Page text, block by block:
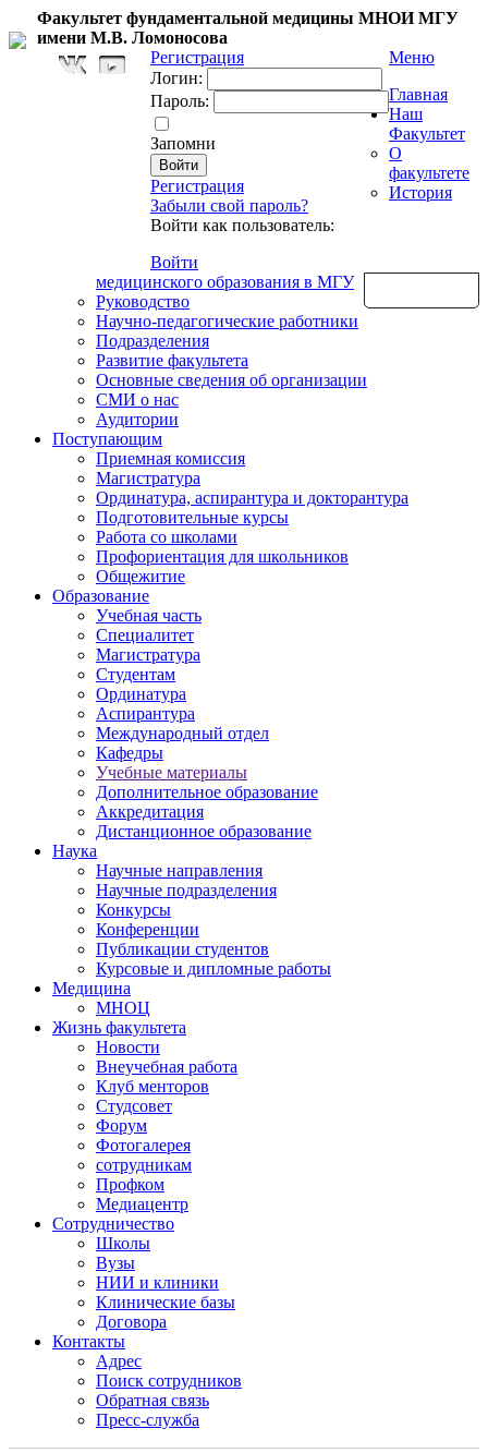
Факультет фундаментальной медицины МНОИ МГУ
имени М.В. Ломоносова
Регистрация
Логин:
Пароль:
Запомни
Регистрация
Забыли свой пароль?
Войти как пользователь:
Войти
Меню
Главная
Наш
Факультет
О
факультете
История
медицинского образования в МГУ
Руководство
Научно-педагогические работники
Подразделения
Развитие факультета
Основные сведения об организации
СМИ о нас
Аудитории
Поступающим
Приемная комиссия
Магистратура
Ординатура, аспирантура и докторантура
Подготовительные курсы
Работа со школами
Профориентация для школьников
Общежитие
Образование
Учебная часть
Специалитет
Магистратура
Студентам
Ординатура
Аспирантура
Международный отдел
Кафедры
Учебные материалы
Дополнительное образование
Аккредитация
Дистанционное образование
Наука
Научные направления
Научные подразделения
Конкурсы
Конференции
Публикации студентов
Курсовые и дипломные работы
Медицина
МНОЦ
Жизнь факультета
Новости
Внеучебная работа
Клуб менторов
Студсовет
Форум
Фотогалерея
сотрудникам
Профком
Медиацентр
Сотрудничество
Школы
Вузы
НИИ и клиники
Клинические базы
Договора
Контакты
Адрес
Поиск сотрудников
Обратная связь
Пресс-служба